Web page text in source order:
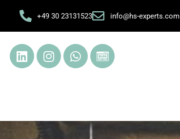
+49 30 23131523 info@hs-experts.com